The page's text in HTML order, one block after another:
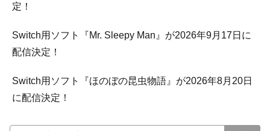
定！
Switch用ソフト『Mr. Sleepy Man』が2026年9月17日に
配信決定！
Switch用ソフト『ほのぼの昆虫物語』が2026年8月20日
に配信決定！